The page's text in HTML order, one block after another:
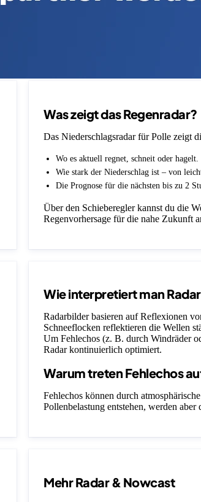
Was zeigt das Regenradar?
Das Niederschlagsradar für Polle zeigt
Wo es aktuell regnet, schneit oder hagelt.
Wie stark der Niederschlag ist – von
Die Prognose für die nächsten bis zu 2
Über den Schieberegler kannst du die
Regenvorhersage für die nahe Zukunft
Wie interpretiert man
Radarbilder basieren auf Reflexionen
Schneeflocken reflektieren die Wellen
Um Fehlechos (z. B. durch Windräder
Radar kontinuierlich optimiert.
Warum treten Fehlechos
Fehlechos können durch
Pollenbelastung entstehen, werden
Mehr Radar & Nowcast